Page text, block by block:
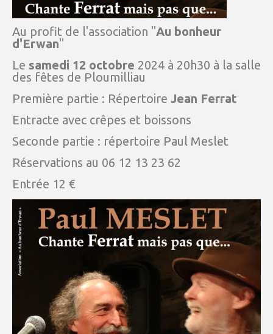
Au profit de l'association "Au bonheur
d'Erwan"
Le samedi 12 octobre 2024 à 20h30 à la salle
des fêtes de Ploumilliau
Première partie : Répertoire Jean Ferrat
Entracte avec crêpes et boissons
Seconde partie : répertoire Paul Meslet
Réservations au 06 12 13 23 62
Entrée 12 €